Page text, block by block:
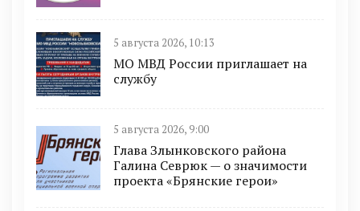
5 августа 2026, 10:13
МО МВД России приглашает на
службу
5 августа 2026, 9:00
Глава Злынковского района
Галина Севрюк — о значимости
проекта «Брянские герои»